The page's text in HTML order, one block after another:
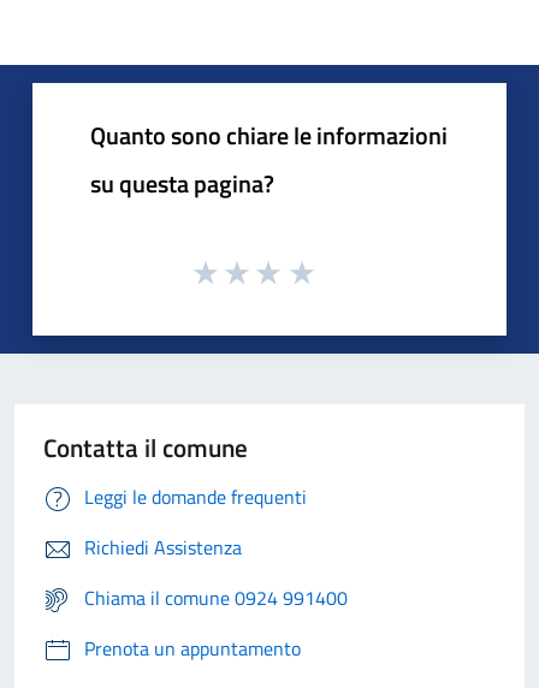
Quanto sono chiare le informazioni
su questa pagina?
Contatta il comune
Leggi le domande frequenti
Richiedi Assistenza
Chiama il comune 0924 991400
Prenota un appuntamento